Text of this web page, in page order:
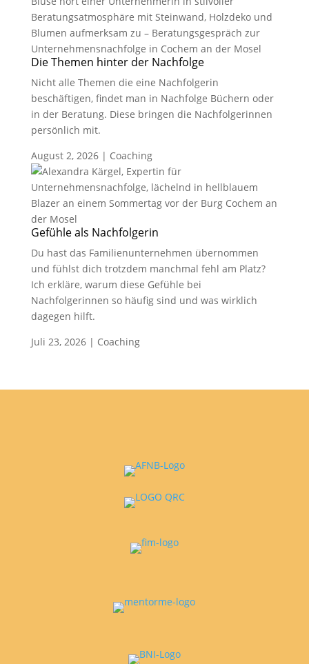
Die Themen hinter der Nachfolge
Nicht alle Themen die eine Nachfolgerin
beschäftigen, findet man in Nachfolge Büchern oder
in der Beratung. Diese bringen die Nachfolgerinnen
persönlich mit.
August 2, 2026| Coaching
Gefühle als Nachfolgerin
Du hast das Familienunternehmen übernommen
und fühlst dich trotzdem manchmal fehl am Platz?
Ich erkläre, warum diese Gefühle bei
Nachfolgerinnen so häufig sind und was wirklich
dagegen hilft.
Juli 23, 2026| Coaching